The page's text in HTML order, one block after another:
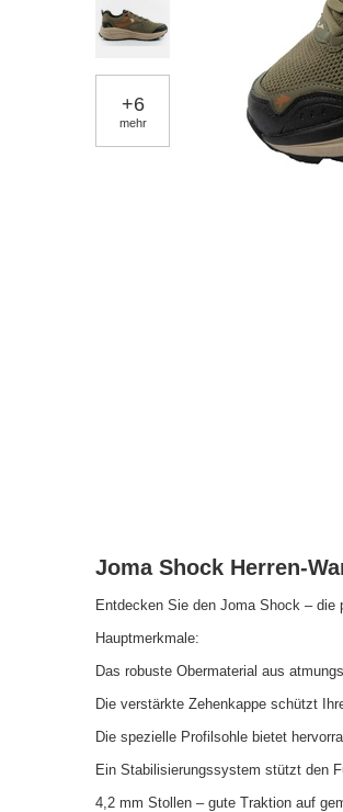
+6
mehr
Joma Shock Herren-
Entdecken Sie den Joma Shock – die
Hauptmerkmale:
Das robuste Obermaterial aus
Die verstärkte Zehenkappe schützt
Die spezielle Profilsohle bietet
Ein Stabilisierungssystem stützt den
4,2 mm Stollen – gute Traktion auf